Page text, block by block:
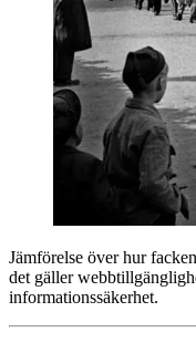
Jämförelse över hur
det gäller
informationssäkerhet.